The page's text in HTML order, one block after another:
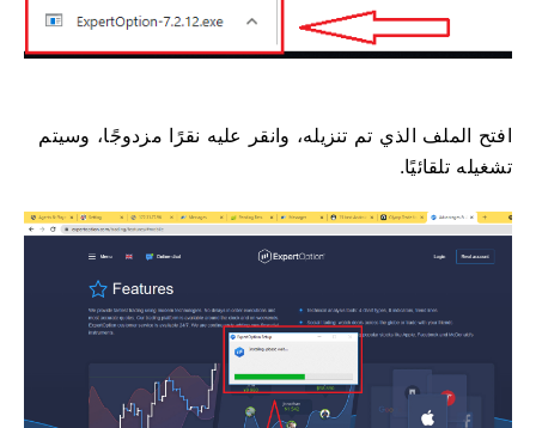
افتح الملف الذي تم تنزيله، وانقر عليه نقرًا مزدوجًا، وسيتم
تشغيله تلقائيًا.